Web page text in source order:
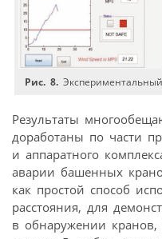
Рис. 8.
Результаты
доработаны по части
и аппаратного
аварии башенных
как простой способ
расстояния, для
в обнаружении